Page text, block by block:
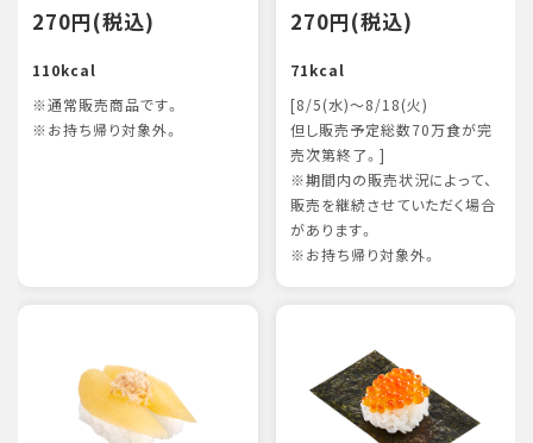
270円(税込)
110kcal
※通常販売商品です。
※お持ち帰り対象外。
270円(税込)
71kcal
[8/5(水)～8/18(火)
但し販売予定総数70万食が完
売次第終了。]
※期間内の販売状況によって、
販売を継続させていただく場合
があります。
※お持ち帰り対象外。